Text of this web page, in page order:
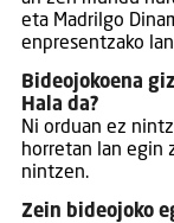
eta Madrilgo
enpresentzako
Bideojokoena
Hala da?
Ni orduan ez
horretan lan egin
nintzen.
Zein bideojoko